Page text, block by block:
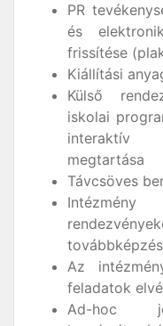
PR
és
frissítése
Kiállítási
Külső
iskolai
interaktív
megtartása
Távcsöves
Az
feladatok
Ad-hoc